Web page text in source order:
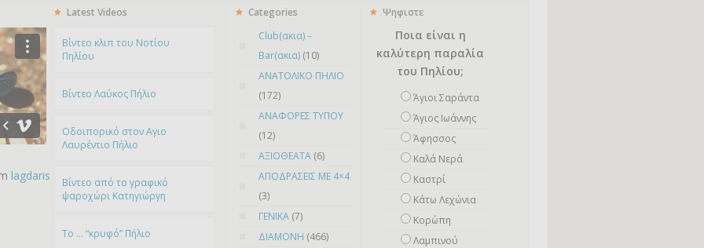
lagdaris
Latest Videos
Bίντεο κλιπ του Νοτίου
Πηλίου
Βίντεο Λαύκος Πήλιο
Οδοιπορικό στον Αγιο
Λαυρέντιο Πήλιο
Βίντεο από το γραφικό
ψαροχώρι Kατηγιώργη
To … “κρυφό” Πήλιο
Categories
Club(ακια) –
Bar(ακια) (10)
ΑΝΑΤΟΛΙΚΟ ΠΗΛΙΟ
(172)
ΑΝΑΦΟΡΕΣ ΤΥΠΟΥ
(12)
ΑΞΙΟΘΕΑΤΑ (6)
ΑΠΟΔΡΑΣΕΙΣ ΜΕ 4×4
(3)
ΓΕΝΙΚΑ (7)
ΔΙΑΜΟΝΗ (466)
Ψηφιστε
Ποια είναι η
καλύτερη παραλία
του Πηλίου;
Άγιοι Σαράντα
Άγιος Ιωάννης
Άφησσος
Καλά Νερά
Καστρί
Κάτω Λεχώνια
Κορώπη
Λαμπινού